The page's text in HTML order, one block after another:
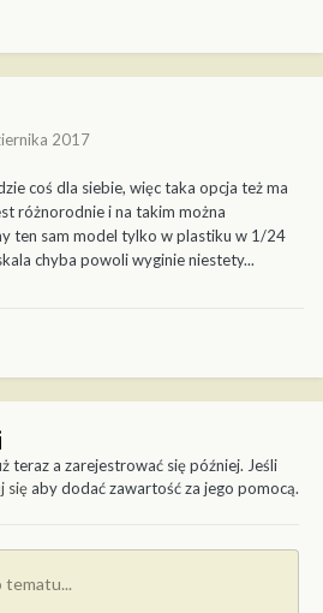
2017
coś dla siebie, więc taka opcja też ma
różnorodnie i na takim można
ten sam model tylko w plastiku w 1/24
chyba powoli wyginie niestety...
teraz a zarejestrować się później. Jeśli
sięaby dodać zawartość za jego pomocą.
tematu...